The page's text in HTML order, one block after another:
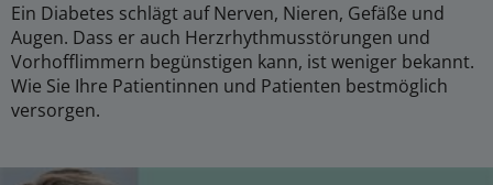
Ein Diabetes schlägt auf Nerven, Nieren, Gefäße und
Augen. Dass er auch Herzrhythmusstörungen und
Vorhofflimmern begünstigen kann, ist weniger bekannt.
Wie Sie Ihre Patientinnen und Patienten bestmöglich
versorgen.